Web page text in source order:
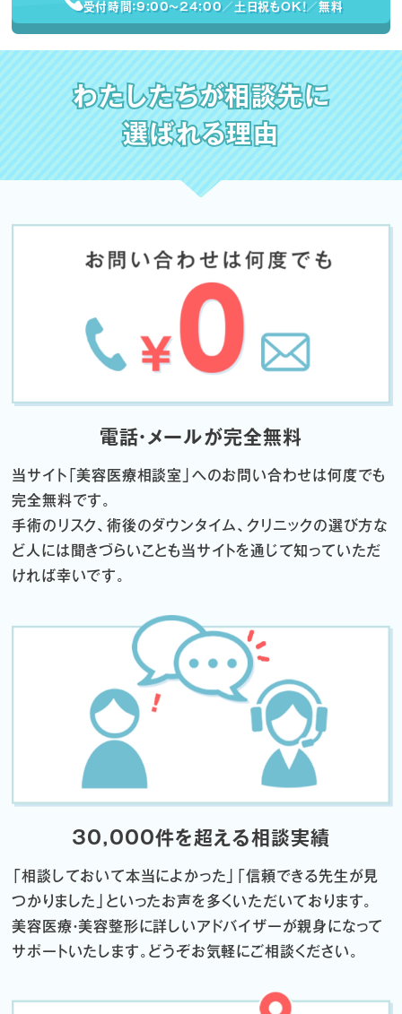
受付時間：9:00〜24:00／土日祝もOK！／無料
わたしたちが相談先に
選ばれる理由
電話・メールが完全無料
当サイト「美容医療相談室」へのお問い合わせは何度でも
完全無料です。
手術のリスク、術後のダウンタイム、クリニックの選び方な
ど 人には聞きづらいことも当サイトを通じて知っていただ
ければ幸いです。
30,000件を超える相談実績
「相談しておいて本当によかった」「信頼できる先生が見
つかりました」 といったお声を多くいただいております。
美容医療・美容整形に詳しいアドバイザーが親身になって
サポートいたします。 どうぞお気軽にご相談ください。